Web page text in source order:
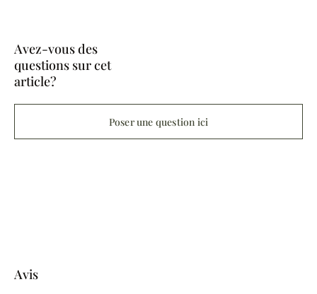
Avez-vous des
questions sur cet
article?
Poser une question ici
Avis